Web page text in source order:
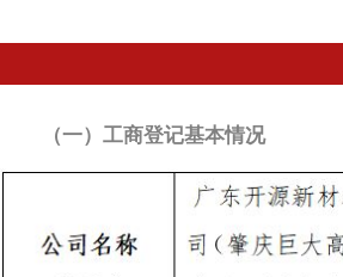
（一）工商登记基本情况